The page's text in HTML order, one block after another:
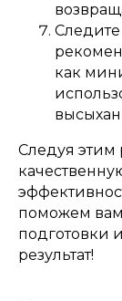
как
Следуя этим
поможем вам
подготовки
результат!